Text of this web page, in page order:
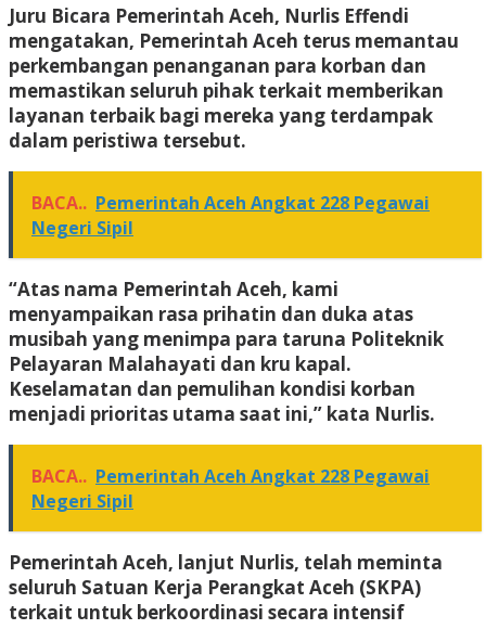
‎Juru Bicara Pemerintah Aceh, Nurlis Effendi
mengatakan, Pemerintah Aceh terus memantau
perkembangan penanganan para korban dan
memastikan seluruh pihak terkait memberikan
layanan terbaik bagi mereka yang terdampak
dalam peristiwa tersebut.
BACA.. Pemerintah Aceh Angkat 228 Pegawai
Negeri Sipil
‎“Atas nama Pemerintah Aceh, kami
menyampaikan rasa prihatin dan duka atas
musibah yang menimpa para taruna Politeknik
Pelayaran Malahayati dan kru kapal.
Keselamatan dan pemulihan kondisi korban
menjadi prioritas utama saat ini,” kata Nurlis.
BACA.. Pemerintah Aceh Angkat 228 Pegawai
Negeri Sipil
‎Pemerintah Aceh, lanjut Nurlis, telah meminta
seluruh Satuan Kerja Perangkat Aceh (SKPA)
terkait untuk berkoordinasi secara intensif